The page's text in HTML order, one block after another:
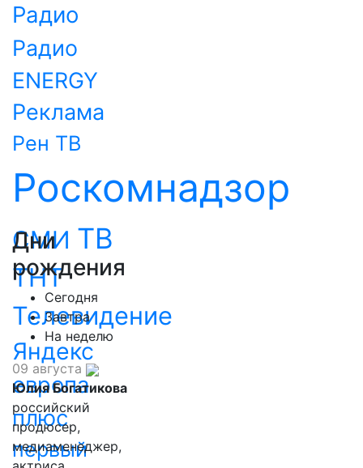
Радио
Радио
ENERGY
Реклама
Рен ТВ
Роскомнадзор
СМИ ТВ
ТНТ
Телевидение
Яндекс
европа
плюс
первый
Дни
рождения
Сегодня
Завтра
На неделю
09 августа
Юлия Богатикова
российский
продюсер,
медиаменеджер,